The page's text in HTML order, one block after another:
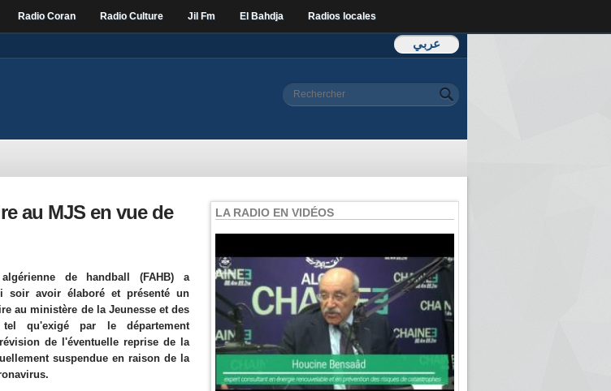
Radio Coran Radio Culture Jil Fm El Bahdja Radios locales
عربي
Formulaire de
Rechercher
au MJS en vue de
de handball (FAHB) a
soir avoir élaboré et présenté un
au ministère de la Jeunesse et des
qu'exigé par le département
de l'éventuelle reprise de la
suspendue en raison de la
LA RADIO EN VIDÉOS